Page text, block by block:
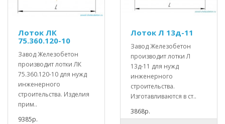
Лоток ЛК
75.360.120-10
Завод Железобетон
производит лотки ЛК
75.360.120-10 для нужд
инженерного
строительства. Изделия
прим..
9385р.
Лоток Л 13д-11
Завод Железобетон
производит лотки Л
13д-11 для нужд
инженерного
строительства.
Изготавливаются в ст..
3868р.